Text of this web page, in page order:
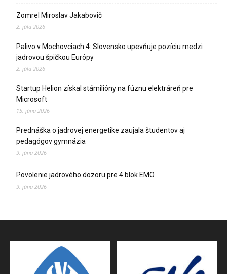
Zomrel Miroslav Jakabovič
2. júla 2026
Palivo v Mochovciach 4: Slovensko upevňuje pozíciu medzi
jadrovou špičkou Európy
2. júla 2026
Startup Helion získal stámilióny na fúznu elektráreň pre
Microsoft
15. júna 2026
Prednáška o jadrovej energetike zaujala študentov aj
pedagógov gymnázia
9. júna 2026
Povolenie jadrového dozoru pre 4.blok EMO
9. júna 2026